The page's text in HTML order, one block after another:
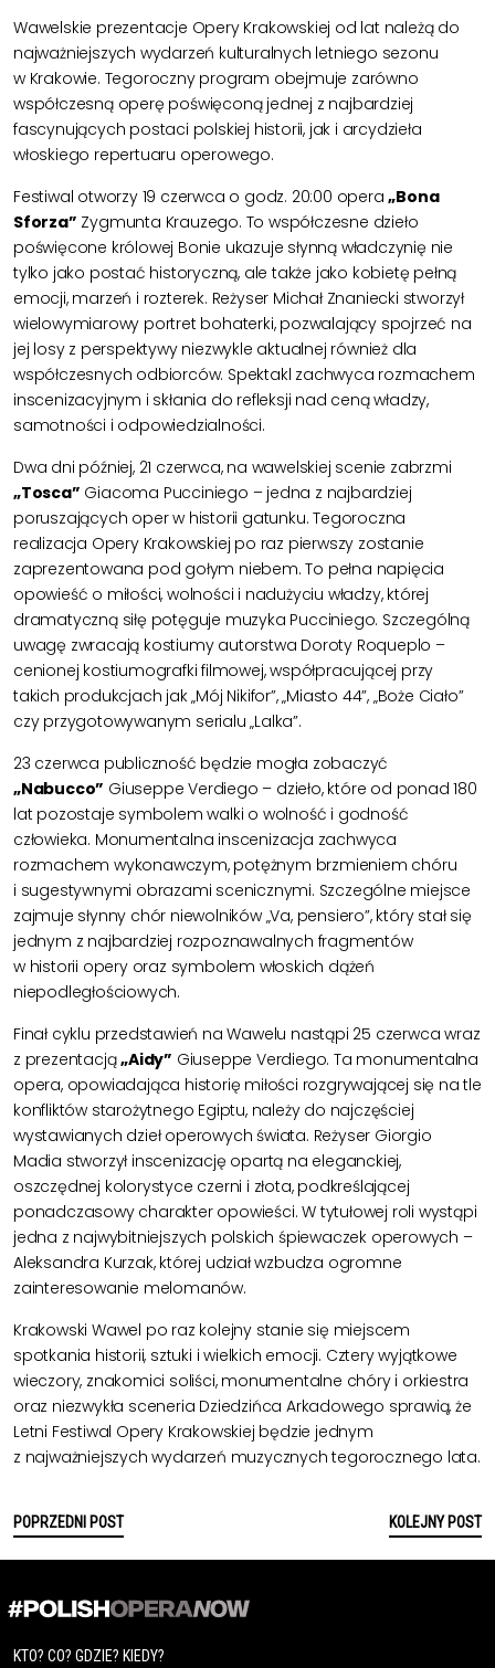
Wawelskie prezentacje Opery Krakowskiej od lat należą do
najważniejszych wydarzeń kulturalnych letniego sezonu
w Krakowie. Tegoroczny program obejmuje zarówno
współczesną operę poświęconą jednej z najbardziej
fascynujących postaci polskiej historii, jak i arcydzieła
włoskiego repertuaru operowego.
Festiwal otworzy 19 czerwca o godz. 20:00 opera„Bona
Sforza” Zygmunta Krauzego. To współczesne dzieło
poświęcone królowej Bonie ukazuje słynną władczynię nie
tylko jako postać historyczną, ale także jako kobietę pełną
emocji, marzeń i rozterek. Reżyser Michał Znaniecki stworzył
wielowymiarowy portret bohaterki, pozwalający spojrzeć na
jej losy z perspektywy niezwykle aktualnej również dla
współczesnych odbiorców. Spektakl zachwyca rozmachem
inscenizacyjnym i skłania do refleksji nad ceną władzy,
samotności i odpowiedzialności.
Dwa dni później, 21 czerwca, na wawelskiej scenie zabrzmi
„Tosca” Giacoma Pucciniego – jedna z najbardziej
poruszających oper w historii gatunku. Tegoroczna
realizacja Opery Krakowskiej po raz pierwszy zostanie
zaprezentowana pod gołym niebem. To pełna napięcia
opowieść o miłości, wolności i nadużyciu władzy, której
dramatyczną siłę potęguje muzyka Pucciniego. Szczególną
uwagę zwracają kostiumy autorstwa Doroty Roqueplo –
cenionej kostiumografki filmowej, współpracującej przy
takich produkcjach jak „Mój Nikifor”, „Miasto 44”, „Boże Ciało”
czy przygotowywanym serialu „Lalka”.
23 czerwca publiczność będzie mogła zobaczyć
„Nabucco” Giuseppe Verdiego – dzieło, które od ponad 180
lat pozostaje symbolem walki o wolność i godność
człowieka. Monumentalna inscenizacja zachwyca
rozmachem wykonawczym, potężnym brzmieniem chóru
i sugestywnymi obrazami scenicznymi. Szczególne miejsce
zajmuje słynny chór niewolników „Va, pensiero”, który stał się
jednym z najbardziej rozpoznawalnych fragmentów
w historii opery oraz symbolem włoskich dążeń
niepodległościowych.
Finał cyklu przedstawień na Wawelu nastąpi 25 czerwca wraz
z prezentacją„Aidy” Giuseppe Verdiego. Ta monumentalna
opera, opowiadająca historię miłości rozgrywającej się na tle
konfliktów starożytnego Egiptu, należy do najczęściej
wystawianych dzieł operowych świata. Reżyser Giorgio
Madia stworzył inscenizację opartą na eleganckiej,
oszczędnej kolorystyce czerni i złota, podkreślającej
ponadczasowy charakter opowieści. W tytułowej roli wystąpi
jedna z najwybitniejszych polskich śpiewaczek operowych –
Aleksandra Kurzak, której udział wzbudza ogromne
zainteresowanie melomanów.
Krakowski Wawel po raz kolejny stanie się miejscem
spotkania historii, sztuki i wielkich emocji. Cztery wyjątkowe
wieczory, znakomici soliści, monumentalne chóry i orkiestra
oraz niezwykła sceneria Dziedzińca Arkadowego sprawią, że
Letni Festiwal Opery Krakowskiej będzie jednym
z najważniejszych wydarzeń muzycznych tegorocznego lata.
POPRZEDNI POST KOLEJNY POST
KTO? CO? GDZIE? KIEDY?